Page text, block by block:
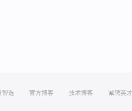
智选 官方博客 技术博客 诚聘英才